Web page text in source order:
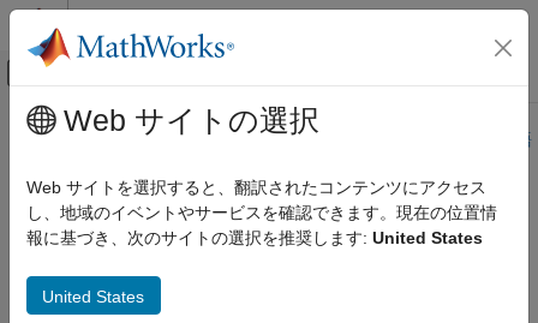
コンテンツへスキップ
オフキャンバス ナビゲーション メ
ドキュメンテーションのホーム
MATLAB Web App Server
インストール
カテゴリ
オンプレミスのインストール
メインコンテンツ
このページは機械翻訳を使用して翻訳されました。最新版の英語
クラウドのデプロイ
MATLAB
MATLAB Web App Server
Web サイトの選択
Web サイトを選択すると、翻訳されたコンテンツにアクセス
し、地域のイベントやサービスを確認できます。現在の位置情
報に基づき、次のサイトの選択を推奨します: United States
United States